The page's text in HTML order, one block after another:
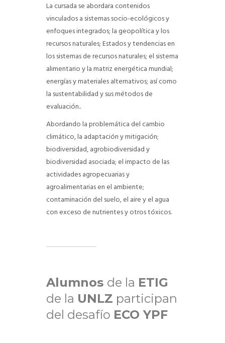
La cursada se abordara contenidos
vinculados a sistemas socio-ecológicos y
enfoques integrados; la geopolítica y los
recursos naturales; Estados y tendencias en
los sistemas de recursos naturales; el sistema
alimentario y la matriz energética mundial;
energías y materiales alternativos; así como
la sustentabilidad y sus métodos de
evaluación..
Abordando la problemática del cambio
climático, la adaptación y mitigación;
biodiversidad, agrobiodiversidad y
biodiversidad asociada; el impacto de las
actividades agropecuarias y
agroalimentarias en el ambiente;
contaminación del suelo, el aire y el agua
con exceso de nutrientes y otros tóxicos.
Alumnos de la ETIG
de la UNLZ participan
del desafío ECO YPF